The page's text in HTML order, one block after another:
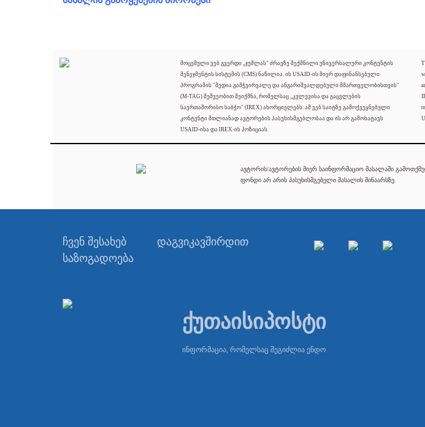
მოცემული ვებ გვერდი „ჯუმლას" ძრავზე შექმნილი უნივერსალური კონტენტის
მენეჯმენტის სისტემის (CMS) ნაწილია. ის USAID-ის მიერ დაფინანსებული
პროგრამის "მედია გამჭვირვალე და ანგარიშვალდებული მმართველობისთვის"
(M-TAG) მეშვეობით შეიქმნა, რომელსაც „კვლევისა და გაცვლების
საერთაშორისო საბჭო" (IREX) ახორციელებს. ამ ვებ საიტზე გამოქვეყნებული
კონტენტი მთლიანად ავტორების პასუხისმგებლობაა და ის არ გამოხატავს
USAID-ისა და IREX-ის პოზიციას.
ავტორის/ავტორების მიერ საინფორმაციო მასალაში
ფონდი არ არის პასუხისმგებელი მასალის შინაარსზე.
ჩვენ შესახებ
დაგვიკავშირდით
საზოგადოება
ქუთაისიპოსტი
ინფორმაცია, რომელსაც შეგიძლია ენდო